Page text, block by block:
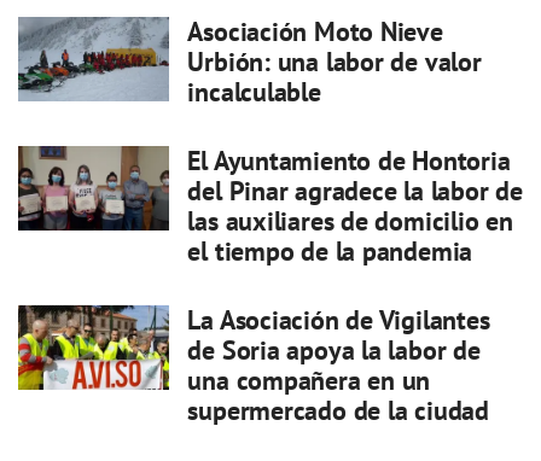
Asociación Moto Nieve
Urbión: una labor de valor
incalculable
El Ayuntamiento de Hontoria
del Pinar agradece la labor de
las auxiliares de domicilio en
el tiempo de la pandemia
La Asociación de Vigilantes
de Soria apoya la labor de
una compañera en un
supermercado de la ciudad